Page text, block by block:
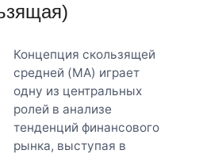
Концепция скользящей
средней (MA) играет
одну из центральных
ролей в анализе
тенденций финансового
рынка, выступая в